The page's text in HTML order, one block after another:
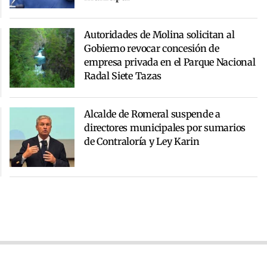
Autoridades de Molina solicitan al
Gobierno revocar concesión de
empresa privada en el Parque Nacional
Radal Siete Tazas
Alcalde de Romeral suspende a
directores municipales por sumarios
de Contraloría y Ley Karin